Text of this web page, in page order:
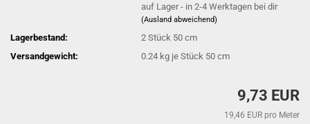
auf Lager - in 2-4 Werktagen bei dir
(Ausland abweichend)
Lagerbestand: 2Stück 50 cm
Versandgewicht:
0.24 kg je Stück 50 cm
9,73 EUR
19,46 EUR pro Meter